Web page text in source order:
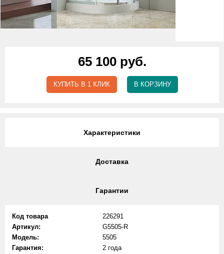
65 100 руб.
КУПИТЬ В 1 КЛИК В КОРЗИНУ
Характеристики
Доставка
Гарантии
Код товара
226291
Артикул:
G5505-R
Модель:
5505
Гарантия:
2 года